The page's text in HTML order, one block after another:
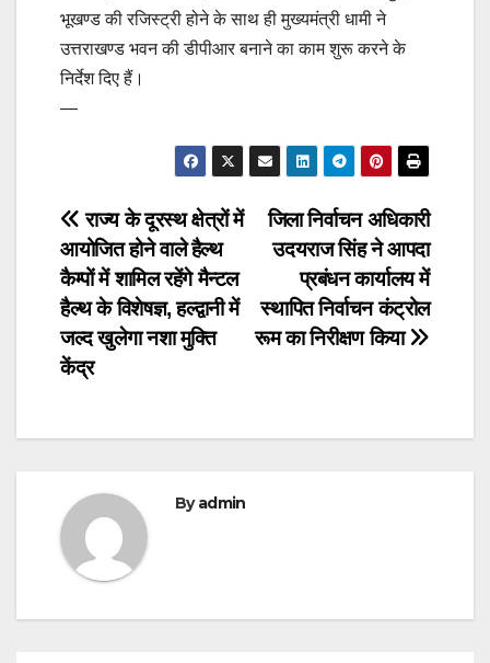
भूखण्ड की रजिस्ट्री होने के साथ ही मुख्यमंत्री धामी ने
उत्तराखण्ड भवन की डीपीआर बनाने का काम शुरू करने के
निर्देश दिए हैं।
—
Post
navigation
जिला निर्वाचन अधिकारी
उदयराज सिंह ने आपदा
प्रबंधन कार्यालय में
स्थापित निर्वाचन कंट्रोल
रूम का निरीक्षण किया
राज्य के दूरस्थ क्षेत्रों में
आयोजित होने वाले हैल्थ
कैम्पों में शामिल रहेंगे मैन्टल
हैल्थ के विशेषज्ञ, हल्द्वानी में
जल्द खुलेगा नशा मुक्ति
केंद्र
Byadmin